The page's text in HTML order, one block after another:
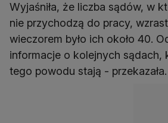
Wyjaśniła, że liczba sądów, w
nie przychodzą do pracy,
wieczorem było ich około 40.
informacje o kolejnych sądach,
tego powodu stają - przekazała.